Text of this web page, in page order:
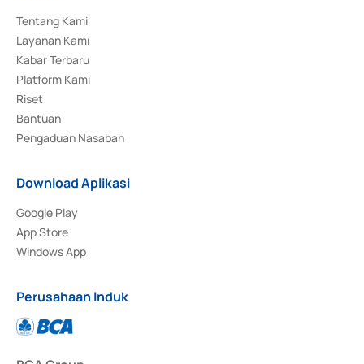
Tentang Kami
Layanan Kami
Kabar Terbaru
Platform Kami
Riset
Bantuan
Pengaduan Nasabah
Download Aplikasi
Google Play
App Store
Windows App
Perusahaan Induk